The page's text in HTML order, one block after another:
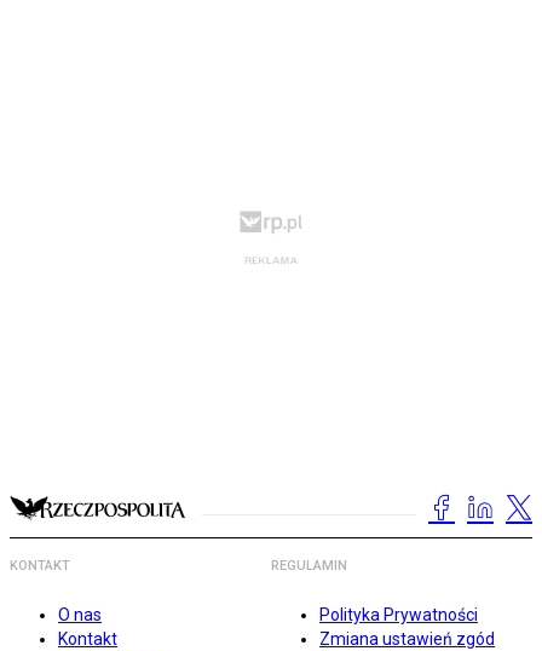
KONTAKT
O nas
Kontakt
REGULAMIN
Polityka Prywatności
Zmiana ustawień zgód